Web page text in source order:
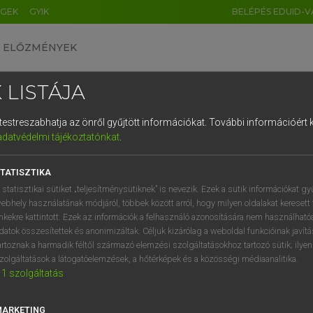
GYIK BELÉPÉS EDUID-
ELŐZMÉNYEK
szótár
VAN ELŐFIZETÉSED?
megtekintéséhez.
LISTÁJA
az önről gyűjtött információkat. További információért
tájékoztatónkat.
statisztikai sütiket „teljesítménysütiknek” is nevezik. Ezek a sütik információkat
használatának módjáról, többek között arról, hogy milyen oldalakat keresett
kattintott. Ezek az információk a felhasználó azonosítására nem
összesítettek és anonimizáltak. Céljuk kizárólag a weboldal funkcióinak
a harmadik féltől származó elemzési szolgáltatásokhoz tartozó sütik;
a látogatóelemzések, a hőtérképek és a közösségi médiaanalitika.
1 szolgáltatás
DE CN FR ES IT NL
1 2 3 4 5 6 7 8 9
q w e r t z u i
a s d f g h j k l é
í y x c v b n m , .